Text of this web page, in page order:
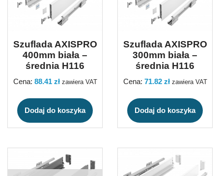
Szuflada AXISPRO
400mm biała –
średnia H116
Cena: 88.41 zł zawiera VAT
Dodaj do koszyka
Szuflada AXISPRO
300mm biała –
średnia H116
Cena: 71.82 zł zawiera VAT
Dodaj do koszyka